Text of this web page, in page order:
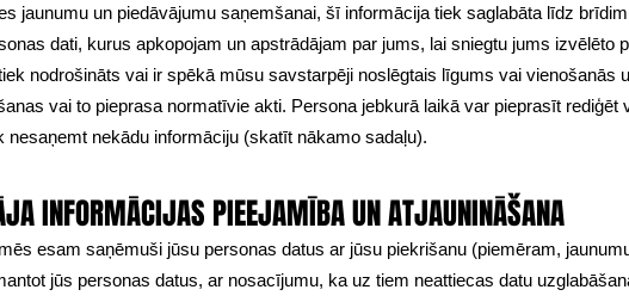
jaunumu un piedāvājumu saņemšanai, šī informācija tiek saglabāta līdz
dati, kurus apkopojam un apstrādājam par jums, lai sniegtu jums izvēlēto
nodrošināts vai ir spēkā mūsu savstarpēji noslēgtais līgums vai vienošanās
vai to pieprasa normatīvie akti. Persona jebkurā laikā var pieprasīt
nesaņemt nekādu informāciju (skatīt nākamo sadaļu).
INFORMĀCIJAS PIEEJAMĪBA UN ATJAUNINĀŠANA
esam saņēmuši jūsu personas datus ar jūsu piekrišanu (piemēram,
jūs personas datus, ar nosacījumu, ka uz tiem neattiecas datu